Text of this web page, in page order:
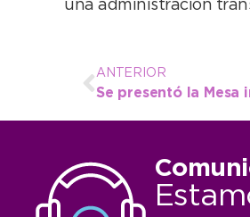
una administración
ANTERIOR